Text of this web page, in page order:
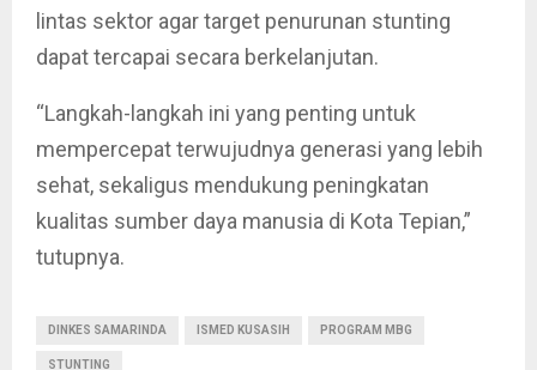
lintas sektor agar target penurunan stunting
dapat tercapai secara berkelanjutan.
“Langkah-langkah ini yang penting untuk
mempercepat terwujudnya generasi yang lebih
sehat, sekaligus mendukung peningkatan
kualitas sumber daya manusia di Kota Tepian,”
tutupnya.
DINKES SAMARINDA ISMED KUSASIH PROGRAM MBG
STUNTING